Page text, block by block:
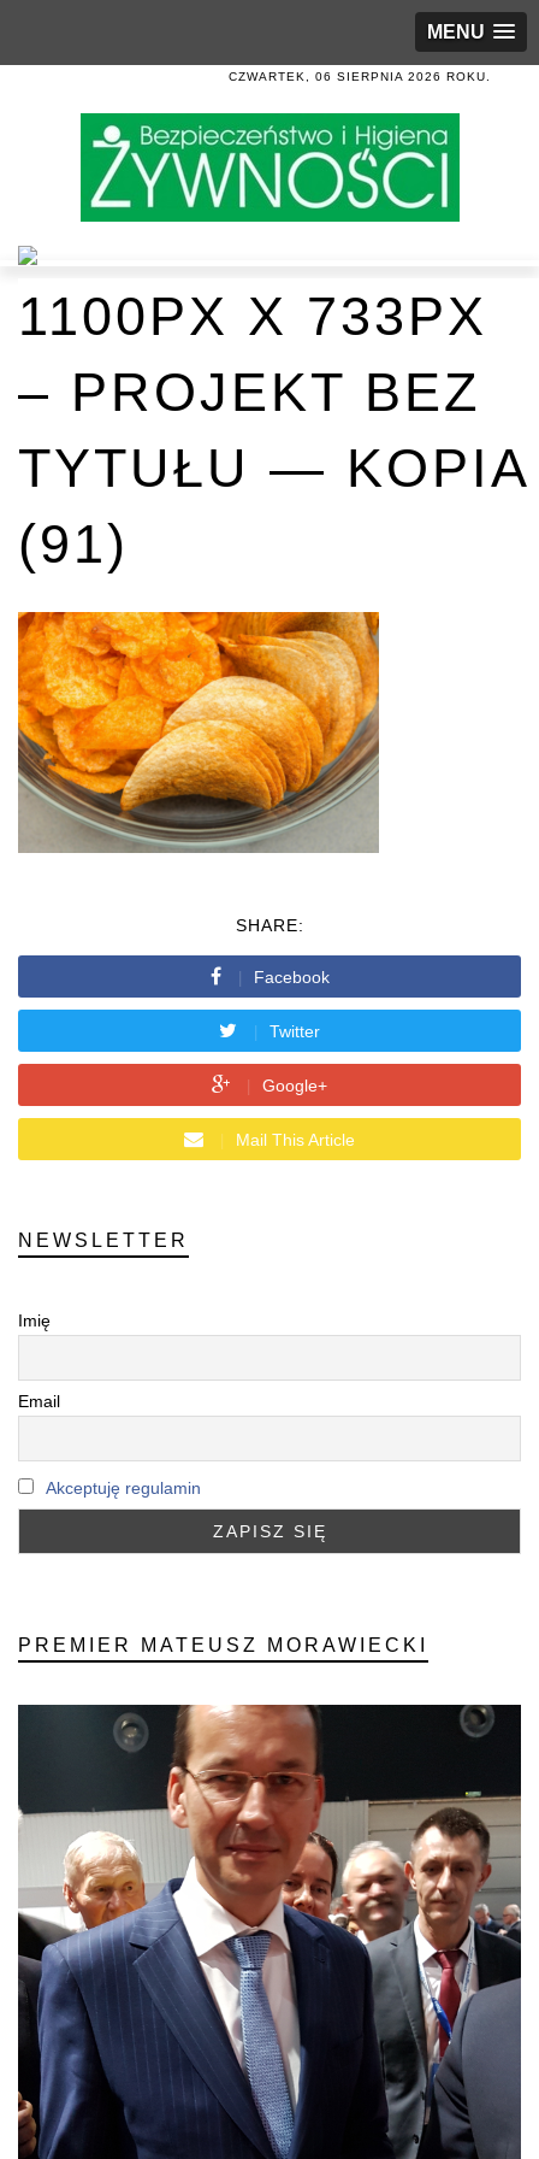
MENU
CZWARTEK, 06 SIERPNIA 2026 ROKU.
1100PX X 733PX
– PROJEKT BEZ
TYTUŁU — KOPIA
(91)
SHARE:
Facebook
Twitter
Google+
Mail This Article
NEWSLETTER
Imię
Email
Akceptuję regulamin
PREMIER MATEUSZ MORAWIECKI